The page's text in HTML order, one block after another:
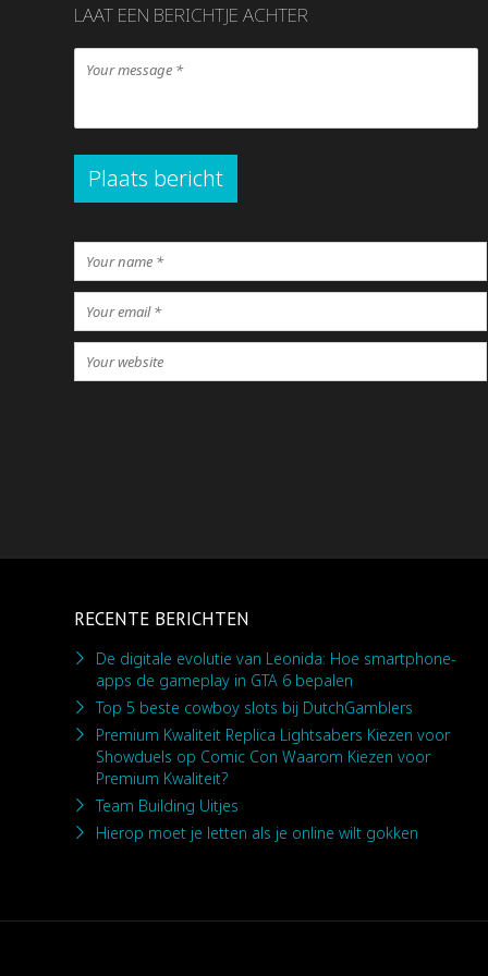
LAAT EEN BERICHTJE ACHTER
Plaats bericht
RECENTE BERICHTEN
De digitale evolutie van Leonida: Hoe smartphone-
apps de gameplay in GTA 6 bepalen
Top 5 beste cowboy slots bij DutchGamblers
Premium Kwaliteit Replica Lightsabers Kiezen voor
Showduels op Comic Con Waarom Kiezen voor
Premium Kwaliteit?
Team Building Uitjes
Hierop moet je letten als je online wilt gokken